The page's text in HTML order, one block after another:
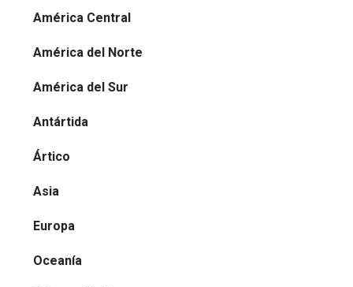
América Central
América del Norte
América del Sur
Antártida
Ártico
Asia
Europa
Oceanía